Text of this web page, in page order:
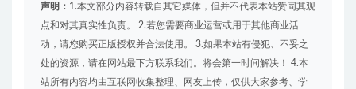
声明： 1.本文部分内容转载自其它媒体，但并不代表本站赞同其观
点和对其真实性负责。 2.若您需要商业运营或用于其他商业活
动，请您购买正版授权并合法使用。 3.如果本站有侵犯、不妥之
处的资源，请在网站最下方联系我们。将会第一时间解决！ 4.本
站所有内容均由互联网收集整理、网友上传，仅供大家参考、学